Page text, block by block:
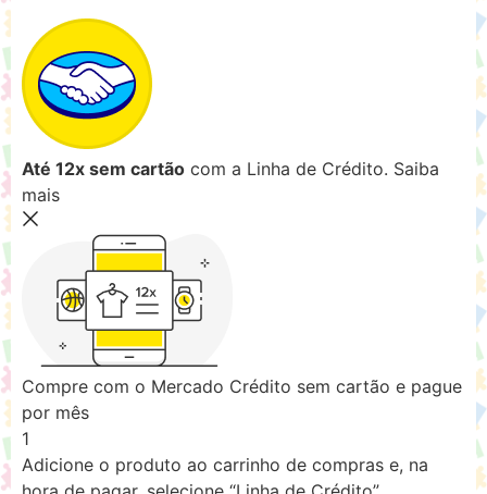
Até 12x sem cartão com a Linha de Crédito. Saiba
mais
Compre com o Mercado Crédito sem cartão e pague
por mês
1
Adicione o produto ao carrinho de compras e, na